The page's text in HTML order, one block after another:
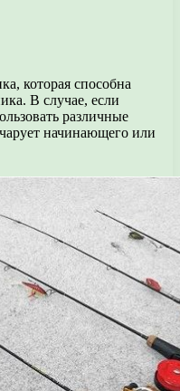
которая способна
В случае, если
различные
начинающего или